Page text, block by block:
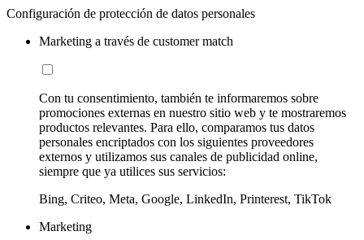
Configuración de protección de datos personales
Marketing a través de customer match
Con tu consentimiento, también te informaremos sobre
promociones externas en nuestro sitio web y te mostraremos
productos relevantes. Para ello, comparamos tus datos
personales encriptados con los siguientes proveedores
externos y utilizamos sus canales de publicidad online,
siempre que ya utilices sus servicios:
Bing, Criteo, Meta, Google, LinkedIn, Printerest, TikTok
Marketing